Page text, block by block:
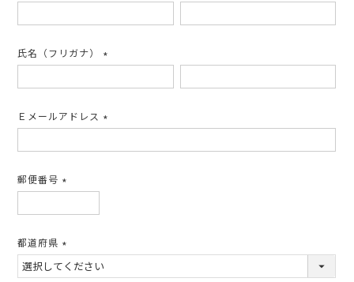
須)
氏名（フリガナ）
須)
Ｅメールアドレス
須)
郵便番号
須)
都道府県
(必
須)